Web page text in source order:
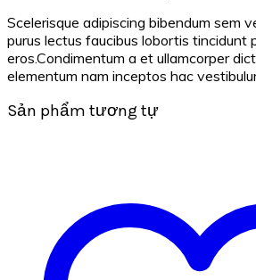
Scelerisque adipiscing bibendum sem
purus lectus faucibus lobortis tincidunt
eros.Condimentum a et ullamcorper
elementum nam inceptos hac
Sản phẩm tương tự